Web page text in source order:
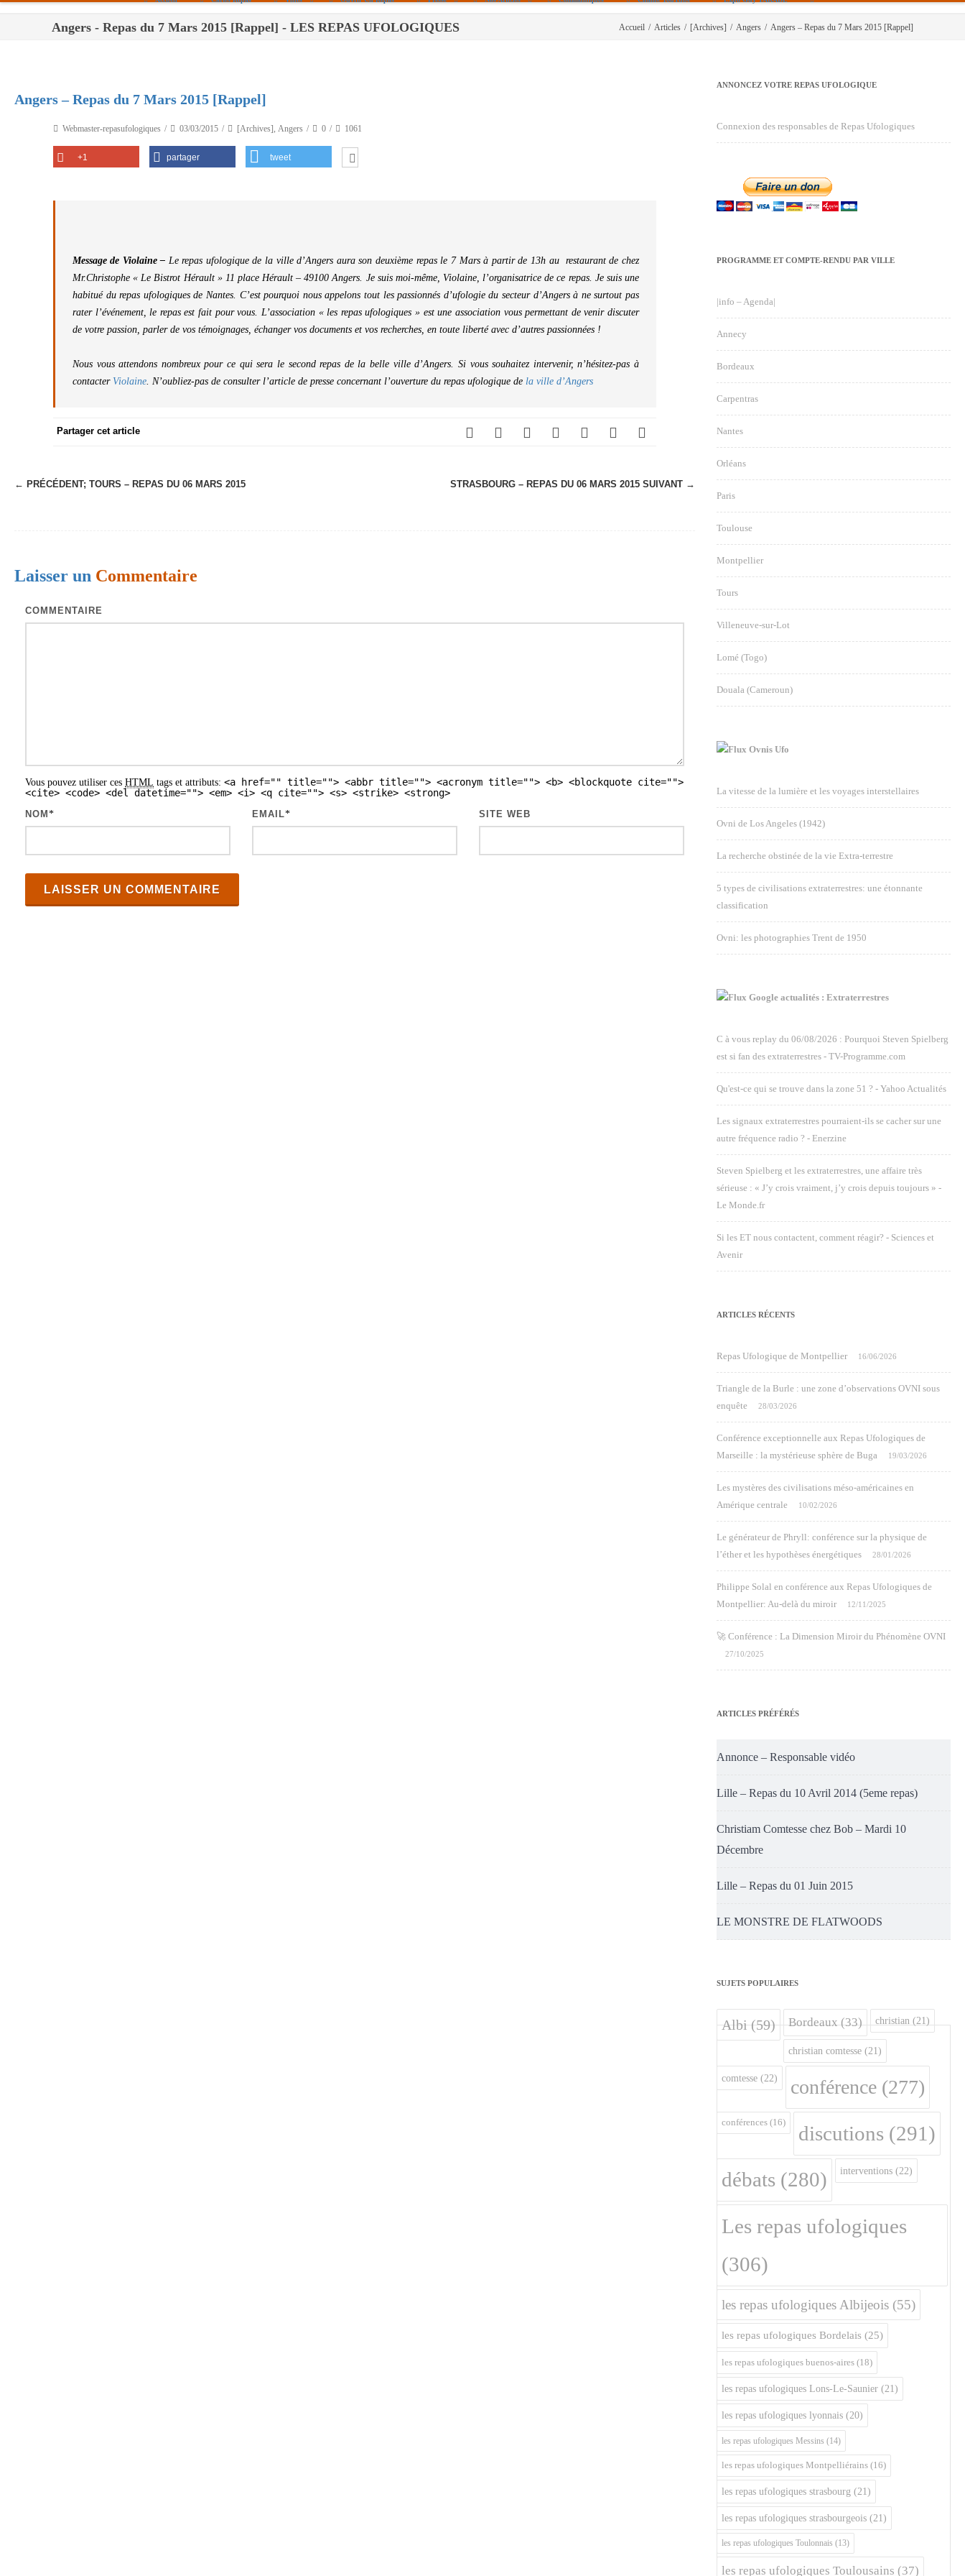
Paris
Nantes
Tours
Politique De Cookies (UE)
Angers - Repas du 7 Mars 2015 [Rappel] - LES REPAS UFOLOGIQUES Accueil / Articles / [Archives] / Angers / Angers – Repas du 7 Mars 2015 [Rappel]
Angers – Repas du 7 Mars 2015 [Rappel]
Webmaster-repasufologiques 03/03/2015 [Archives], Angers 0 1061
+1 partager tweet
Message de Violaine – Le repas ufologique de la ville d’Angers aura son deuxième repas le 7 Mars à partir de 13h au restaurant de chez
Mr.Christophe « Le Bistrot Hérault » 11 place Hérault – 49100 Angers. Je suis moi-même, Violaine, l’organisatrice de ce repas. Je suis une
habitué du repas ufologiques de Nantes. C’est pourquoi nous appelons tout les passionnés d’ufologie du secteur d’Angers à ne surtout pas
rater l’événement, le repas est fait pour vous. L’association « les repas ufologiques » est une association vous permettant de venir discuter
de votre passion, parler de vos témoignages, échanger vos documents et vos recherches, en toute liberté avec d’autres passionnées !
Nous vous attendons nombreux pour ce qui sera le second repas de la belle ville d’Angers. Si vous souhaitez intervenir, n’hésitez-pas à
contacter Violaine. N’oubliez-pas de consulter l’article de presse concernant l’ouverture du repas ufologique de la ville d’Angers
Partager cet article
N
g
← PRÉCÉDENT; TOURS – REPAS DU 06 MARS 2015 STRASBOURG – REPAS DU 06 MARS 2015 SUIVANT →
Laisser un Commentaire
COMMENTAIRE
Vous pouvez utiliser ces HTML tags et attributs: <a href="" title=""> <abbr title=""> <acronym title=""> <b> <blockquote cite="">
<cite> <code> <del datetime=""> <em> <i> <q cite=""> <s> <strike> <strong>
NOM * EMAIL* SITE WEB
ANNONCEZ VOTRE REPAS UFOLOGIQUE
Connexion des responsables de Repas Ufologiques
PROGRAMME ET COMPTE-RENDU PAR VILLE
|info – Agenda|
Annecy
Bordeaux
Carpentras
Nantes
Orléans
Paris
Toulouse
Montpellier
Tours
Villeneuve-sur-Lot
Lomé (Togo)
Douala (Cameroun)
Ovnis Ufo
La vitesse de la lumière et les voyages interstellaires
Ovni de Los Angeles (1942)
La recherche obstinée de la vie Extra-terrestre
5 types de civilisations extraterrestres: une étonnante
classification
Ovni: les photographies Trent de 1950
Google actualités : Extraterrestres
C à vous replay du 06/08/2026 : Pourquoi Steven Spielberg
est si fan des extraterrestres - TV-Programme.com
Qu'est-ce qui se trouve dans la zone 51 ? - Yahoo Actualités
Les signaux extraterrestres pourraient-ils se cacher sur une
autre fréquence radio ? - Enerzine
Steven Spielberg et les extraterrestres, une affaire très
sérieuse : « J’y crois vraiment, j’y crois depuis toujours » -
Le Monde.fr
Si les ET nous contactent, comment réagir? - Sciences et
Avenir
ARTICLES RÉCENTS
Repas Ufologique de Montpellier 16/06/2026
Triangle de la Burle : une zone d’observations OVNI sous
enquête
28/03/2026
Conférence exceptionnelle aux Repas Ufologiques de
Marseille : la mystérieuse sphère de Buga
19/03/2026
Les mystères des civilisations méso-américaines en
Amérique centrale
10/02/2026
Le générateur de Phryll: conférence sur la physique de
l’éther et les hypothèses énergétiques
28/01/2026
Philippe Solal en conférence aux Repas Ufologiques de
Montpellier: Au-delà du miroir
12/11/2025
🚀 Conférence : La Dimension Miroir du Phénomène OVNI
27/10/2025
ARTICLES PRÉFÉRÉS
Annonce – Responsable vidéo
Lille – Repas du 10 Avril 2014 (5eme repas)
Christiam Comtesse chez Bob – Mardi 10
Décembre
Lille – Repas du 01 Juin 2015
LE MONSTRE DE FLATWOODS
SUJETS POPULAIRES
Albi(59) Bordeaux(33) christian (21)
christian comtesse (21)
comtesse (22) conférence (277)
conférences (16) discutions (291)
débats (280) interventions (22)
Les repas ufologiques
(306)
les repas ufologiques Albijeois (55)
les repas ufologiques Bordelais (25)
les repas ufologiques buenos-aires (18)
les repas ufologiques Lons-Le-Saunier (21)
les repas ufologiques lyonnais (20)
les repas ufologiques Messins (14)
les repas ufologiques Montpelliérains (16)
les repas ufologiques strasbourg (21)
les repas ufologiques strasbourgeois (21)
les repas ufologiques Toulonnais (13)
les repas ufologiques Toulousains (37)